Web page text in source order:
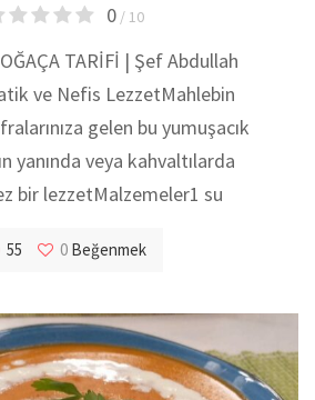
0/ 10
TARİFİ | Şef Abdullah
ve Nefis LezzetMahlebin
gelen bu yumuşacık
yanında veya kahvaltılarda
bir lezzetMalzemeler1 su
55 0 Beğenmek